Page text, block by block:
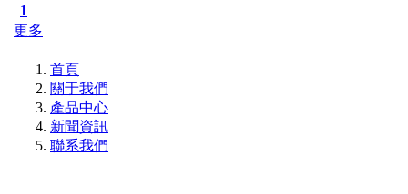
1
更多
首頁
關于我們
產品中心
新聞資訊
聯系我們